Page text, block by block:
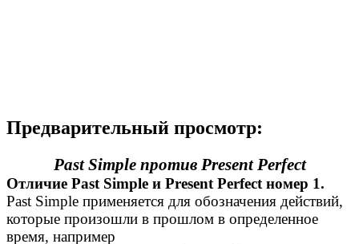
Предварительный просмотр:
Past Simple против Present Perfect
Отличие Past Simple и Present Perfect номер 1.
Past Simple применяется для обозначения действий,
которые произошли в прошлом в определенное
время, например